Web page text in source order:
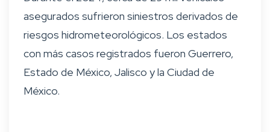
asegurados sufrieron siniestros derivados de
riesgos hidrometeorológicos. Los estados
con más casos registrados fueron Guerrero,
Estado de México, Jalisco y la Ciudad de
México.